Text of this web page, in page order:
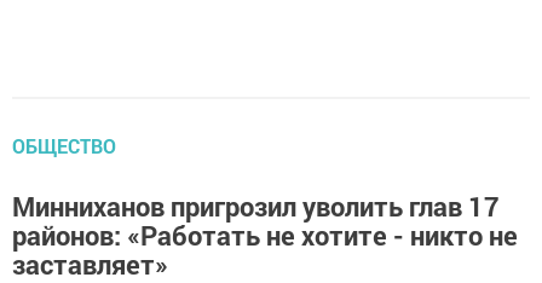
ОБЩЕСТВО
Минниханов пригрозил уволить глав 17
районов: «Работать не хотите - никто не
заставляет»